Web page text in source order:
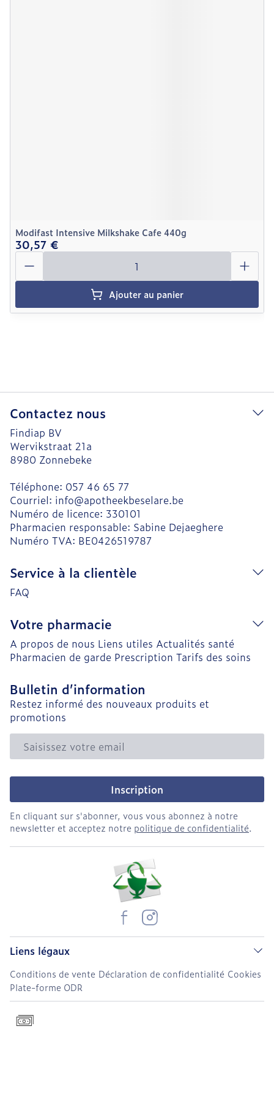
Modifast Intensive Milkshake Cafe 440g
30,57 €
Quantité
Ajouter au panier
Contactez nous
Findiap BV
Wervikstraat 21a
8980 Zonnebeke
Téléphone: 057 46 65 77
Courriel: info@apotheekbeselare.be
Numéro de licence: 330101
Pharmacien responsable: Sabine Dejaeghere
Numéro TVA: BE0426519787
Service à la clientèle
FAQ
Votre pharmacie
A propos de nous Liens utiles Actualités santé
Pharmacien de garde Prescription Tarifs des soins
Bulletin d’information
Restez informé des nouveaux produits et
promotions
Adresse mail
Inscription
En cliquant sur s'abonner, vous vous abonnez à notre
newsletter et acceptez notre politique de confidentialité.
Liens légaux
Conditions de vente Déclaration de confidentialité Cookies
Plate-forme ODR